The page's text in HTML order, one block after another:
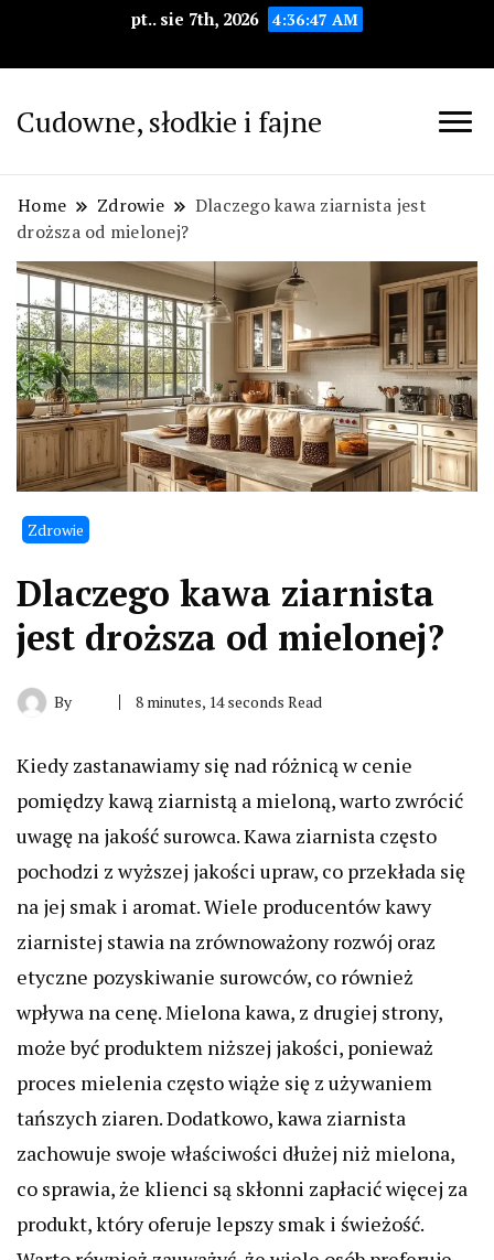
pt.. sie 7th, 2026 4:36:48 AM
Cudowne, słodkie i fajne
Home Zdrowie
Dlaczego kawa ziarnista jest
droższa od mielonej?
Zdrowie
Dlaczego kawa ziarnista
jest droższa od mielonej?
By 8 minutes, 14 seconds Read
Kiedy zastanawiamy się nad różnicą w cenie
pomiędzy kawą ziarnistą a mieloną, warto zwrócić
uwagę na jakość surowca. Kawa ziarnista często
pochodzi z wyższej jakości upraw, co przekłada się
na jej smak i aromat. Wiele producentów kawy
ziarnistej stawia na zrównoważony rozwój oraz
etyczne pozyskiwanie surowców, co również
wpływa na cenę. Mielona kawa, z drugiej strony,
może być produktem niższej jakości, ponieważ
proces mielenia często wiąże się z używaniem
tańszych ziaren. Dodatkowo, kawa ziarnista
zachowuje swoje właściwości dłużej niż mielona,
co sprawia, że klienci są skłonni zapłacić więcej za
produkt, który oferuje lepszy smak i świeżość.